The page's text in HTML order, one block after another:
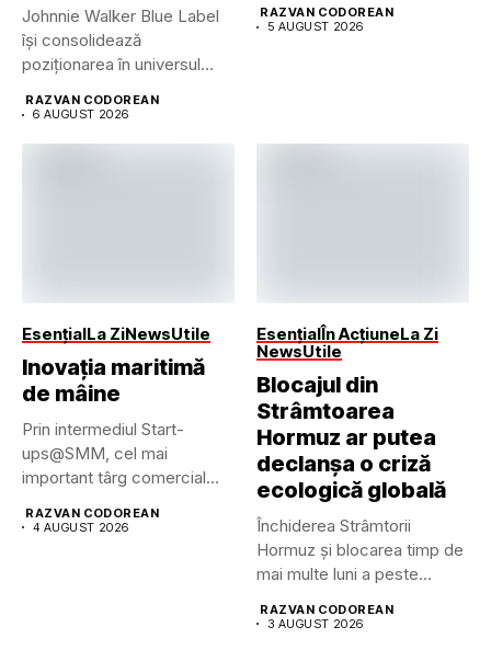
Johnnie Walker Blue Label
își consolidează
poziționarea în universul
RAZVAN CODOREAN
6 AUGUST 2026
RAZVAN CODOREAN
5 AUGUST 2026
EsențialLa ZiNewsUtile
Inovația maritimă
de mâine
Prin intermediul Start-
ups@SMM, cel mai
important târg comercial
RAZVAN CODOREAN
4 AUGUST 2026
EsențialÎn AcțiuneLa Zi
NewsUtile
Blocajul din
Strâmtoarea
Hormuz ar putea
declanșa o criză
ecologică globală
Închiderea Strâmtorii
Hormuz și blocarea timp de
mai multe luni a peste...
RAZVAN CODOREAN
3 AUGUST 2026